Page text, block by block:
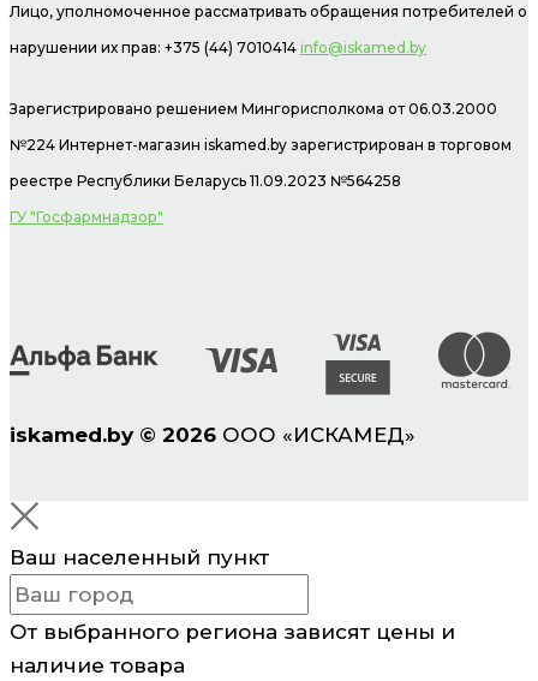
Лицо, уполномоченное рассматривать обращения потребителей о
нарушении их прав: +375 (44) 7010414 info@iskamed.by
Зарегистрировано решением Мингорисполкома от 06.03.2000
№224 Интернет-магазин iskamed.by зарегистрирован в торговом
реестре Республики Беларусь 11.09.2023 №564258
ГУ "Госфармнадзор"
iskamed.by © 2026 ООО «ИСКАМЕД»
Ваш населенный пункт
От выбранного региона зависят цены и
наличие товара